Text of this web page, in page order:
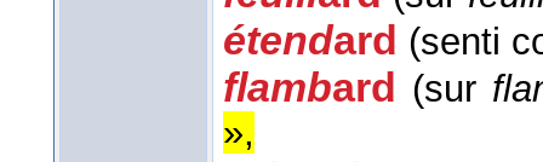
étendard (senti
flambard (sur
»,